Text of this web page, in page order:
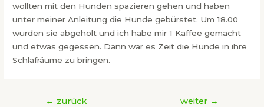
wollten mit den Hunden spazieren gehen und haben
unter meiner Anleitung die Hunde gebürstet. Um 18.00
wurden sie abgeholt und ich habe mir 1 Kaffee gemacht
und etwas gegessen. Dann war es Zeit die Hunde in ihre
Schlafräume zu bringen.
Beitragsnavigation
← zurück weiter →